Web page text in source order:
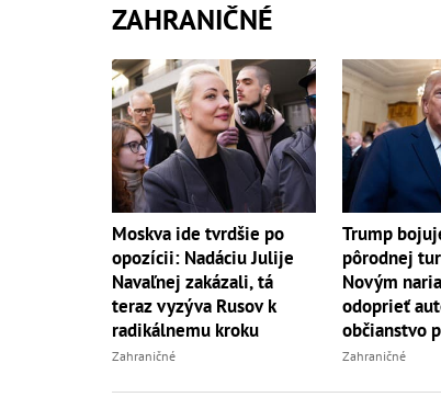
ZAHRANIČNÉ
Moskva ide tvrdšie po
opozícii: Nadáciu Julije
Navaľnej zakázali, tá
teraz vyzýva Rusov k
radikálnemu kroku
Zahraničné
Trump
pôrodnej
Novým
odoprieť
občianstvo
Zahraničné